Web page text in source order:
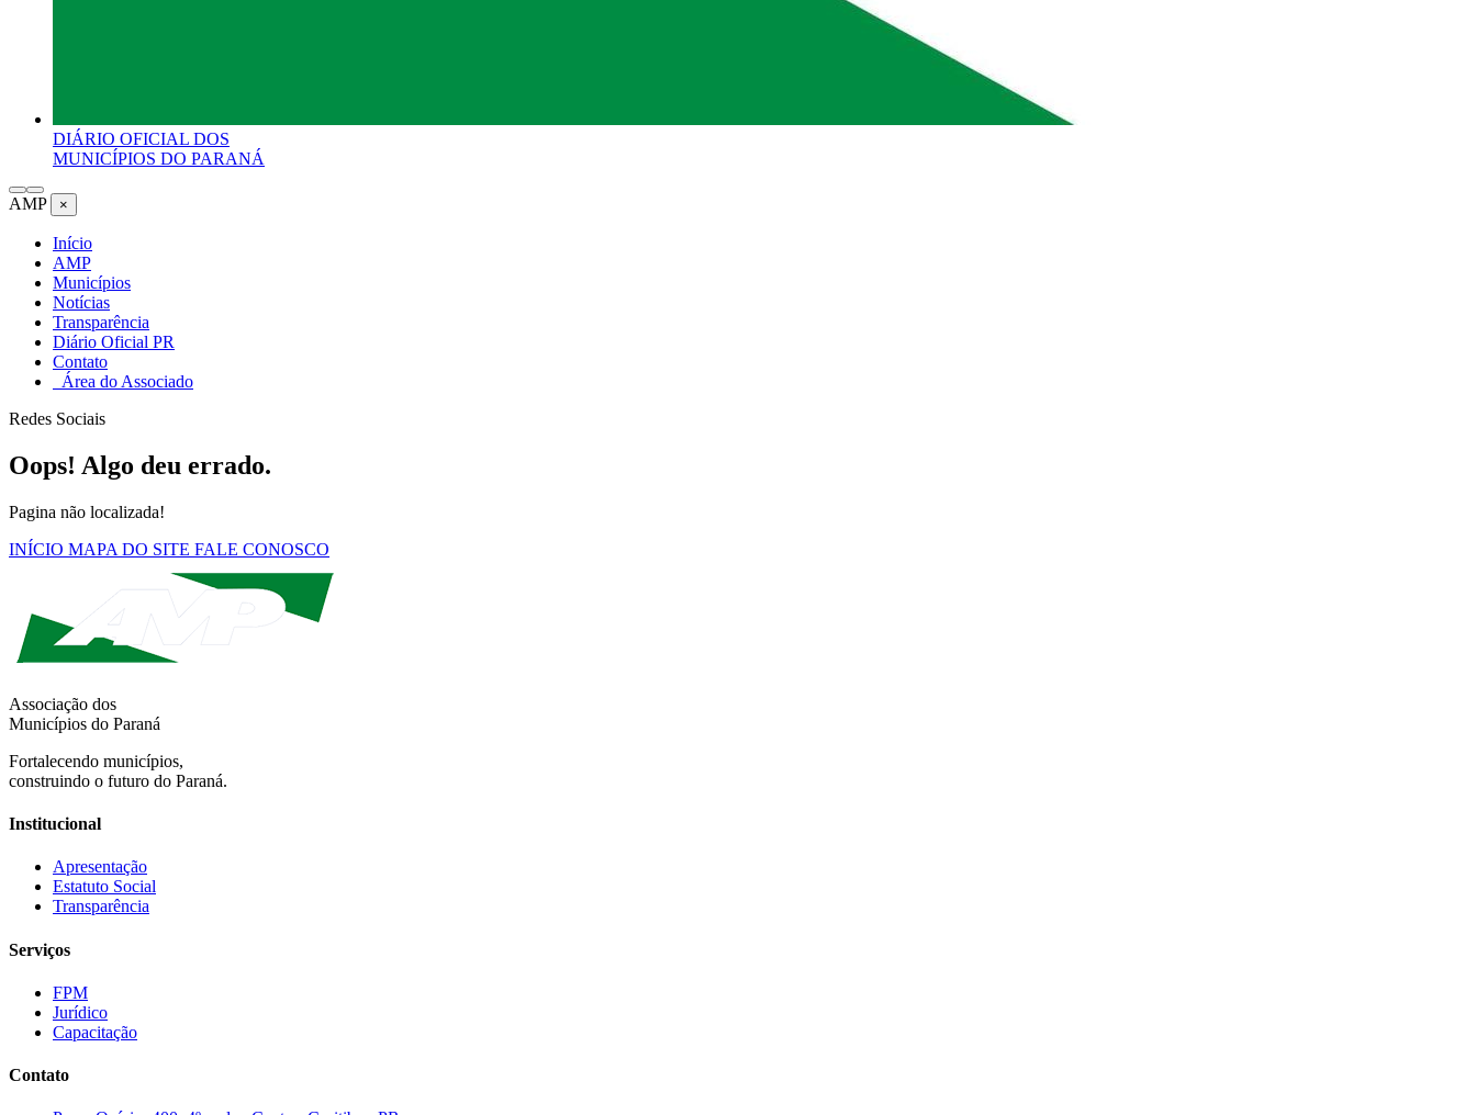
DIÁRIO OFICIAL DOS
MUNICÍPIOS DO PARANÁ
AMP ×
Início
AMP
Municípios
Notícias
Transparência
Diário Oficial PR
Contato
Área do Associado
Redes Sociais
Oops! Algo deu errado.
Pagina não localizada!
INÍCIO MAPA DO SITE FALE CONOSCO
Associação dos
Municípios do Paraná
Fortalecendo municípios,
construindo o futuro do Paraná.
Institucional
Apresentação
Estatuto Social
Transparência
Serviços
FPM
Jurídico
Capacitação
Contato